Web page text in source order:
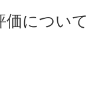
価について